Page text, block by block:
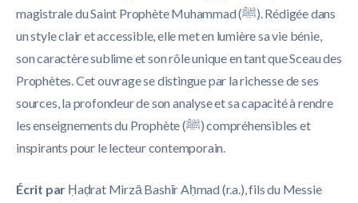
magistrale du Saint Prophète Muhammad (ﷺ). Rédigée dans
un style clair et accessible, elle met en lumière sa vie bénie,
son caractère sublime et son rôle unique en tant que Sceau des
Prophètes. Cet ouvrage se distingue par la richesse de ses
sources, la profondeur de son analyse et sa capacité à rendre
les enseignements du Prophète (ﷺ) compréhensibles et
inspirants pour le lecteur contemporain.
Écrit par Ḥaḍrat Mirzā Bashīr Aḥmad (r.a.), fils du Messie